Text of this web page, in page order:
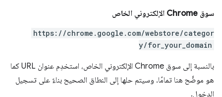
سوق Chrome الإلكتروني الخاص
https://chrome.google.com/webstore/categor
y/for_your_domain
بالنسبة إلى سوق Chrome الإلكتروني الخاص، استخدِم عنوان URL كما
هو موضَّح هنا تمامًا. وسيتم حلها إلى النطاق الصحيح بناءً على تسجيل
الدخول.